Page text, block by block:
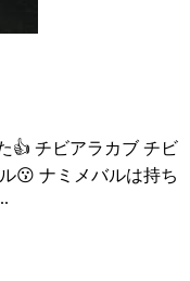
👍 チビアラカブ チビ
😗 ナミメバルは持ち